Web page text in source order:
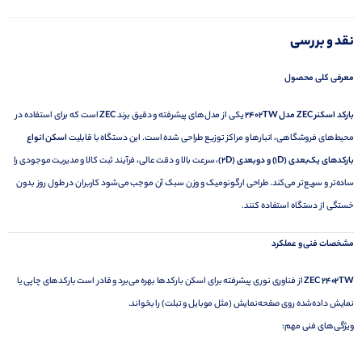
نقد و بررسی
معرفی کلی محصول
بارکد اسکنر ZEC مدل 2402TW یکی از مدل‌های پیشرفته و دقیق برندZECاست که برای استفاده در
محیط‌های فروشگاهی، انبارها و مراکز توزیع طراحی شده است. این دستگاه با قابلیتاسکن انواع
بارکدهای یک‌بعدی(1D) و دوبعدی (2D)
، سرعت بالا و دقت عالی، فرآیند ثبت کالا و مدیریت موجودی را
ساده‌تر و سریع‌تر می‌کند. طراحی ارگونومیک و وزن سبک آن موجب می‌شود کاربران در طول روز بدون
خستگی از دستگاه استفاده کنند.
مشخصات فنی و عملکرد
ZEC 2402TWاز فناوری نوری پیشرفته برای اسکن بارکدها بهره می‌برد و قادر است بارکدهای چاپی یا
نمایش داده‌شده روی صفحه‌نمایش (مثل موبایل و تبلت) را بخواند.
ویژگی‌های فنی مهم: